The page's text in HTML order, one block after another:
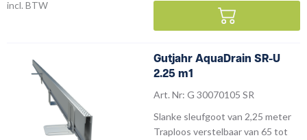
incl. BTW
Gutjahr AquaDrain SR-U
2.25 m1
Art. Nr: G 30070105 SR
Slanke sleufgoot van 2,25 meter
Traploos verstelbaar van 65 tot